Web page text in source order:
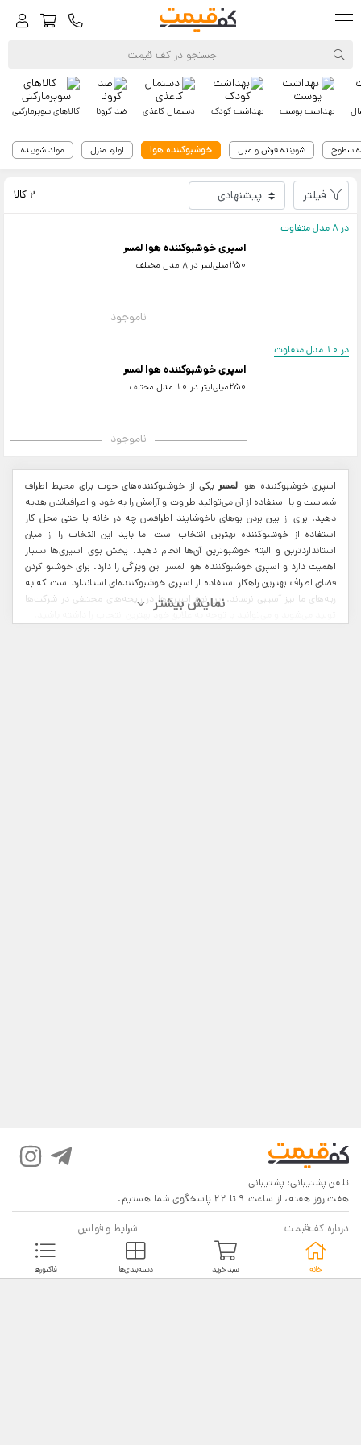
کالاهای سوپرمارکتی ضد کرونا دستمال کاغذی بهداشت کودک بهداشت پوست
مواد شوینده لوازم منزل خوشبوکننده هوا شوینده فرش و مبل سطوح
خانه سبد خرید دسته‌بندی‌ها فاکتورها
کف‌قیمت
لمسر
فیلتر
2 کالا
در 8 مدل متفاوت
اسپری خوشبوکننده هوا لمسر
250میلی‌لیتر در 8 مدل مختلف
ناموجود
در 10 مدل متفاوت
اسپری خوشبوکننده هوا لمسر
250میلی‌لیتر در 10 مدل مختلف
ناموجود
اسپری خوشبوکننده هوا لمسر یکی از خوشبوکننده‌های خوب برای محیط اطراف
شماست و با استفاده از آن می‌توانید طراوت و آرامش را به خود و اطرافیانتان هدیه
دهید. برای از بین بردن بوهای ناخوشایند اطرافمان چه در خانه یا حتی محل کار
استفاده از خوشبوکننده بهترین انتخاب است اما باید این انتخاب را از میان
استانداردترین و البته خوشبوترین آن‌ها انجام دهید. پخش بوی اسپری‌ها بسیار
اهمیت دارد و اسپری خوشبوکننده هوا لمسر این ویژگی را دارد. برای خوشبو کردن
فضای اطراف بهترین راهکار استفاده از اسپری خوشبوکننده‌ای استاندارد است که به
ریه‌های ما نیز آسیبی نرساند. این نوع اسپری‌ها در رایحه‌های مختلفی در شرکت‌ها
تولید می‌شوند و می‌توانید با توجه به علایق خود بهترین انتخاب را داشته باشید.
تلفن پشتیبانی: پشتیبانی
هفت روز هفته، از ساعت 9 تا 22 پاسخگوی شما هستیم.
درباره کف‌قیمت
شرایط و قوانین
پرسش‌های پرتکرار
بازگرداندن کالا
تماس با ما
شیوه‌های دریافت